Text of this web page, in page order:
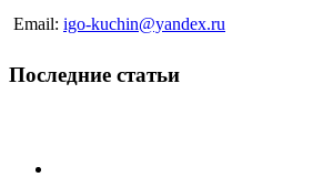
Email: igo-kuchin@yandex.ru
Последние статьи